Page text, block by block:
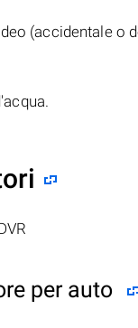
(accidentale o
per auto